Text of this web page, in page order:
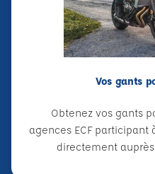
Vos gants
Obtenez vos gants
agences ECF
directement